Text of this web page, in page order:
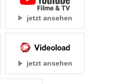
jetzt ansehen
jetzt ansehen